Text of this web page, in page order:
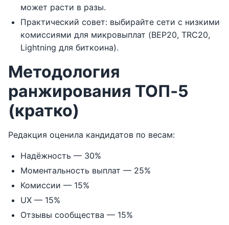
может расти в разы.
Практический совет: выбирайте сети с низкими
комиссиями для микровыплат (BEP20, TRC20,
Lightning для биткоина).
Методология
ранжирования ТОП‑5
(кратко)
Редакция оценила кандидатов по весам:
Надёжность — 30%
Моментальность выплат — 25%
Комиссии — 15%
UX — 15%
Отзывы сообщества — 15%